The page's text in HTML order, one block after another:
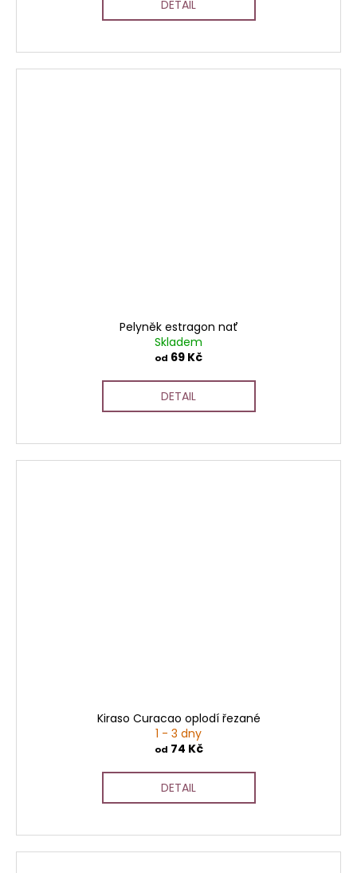
DETAIL
Pelyněk estragon nať
Skladem
od 69 Kč
DETAIL
Kiraso Curacao oplodí řezané
1 - 3 dny
od 74 Kč
DETAIL